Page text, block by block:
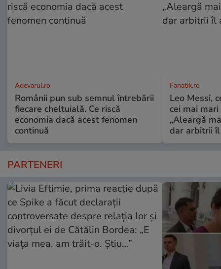
Adevarul.ro
Românii pun sub semnul întrebării
fiecare cheltuială. Ce riscă
economia dacă acest fenomen
continuă
Fanatik.ro
Leo Messi,
cei mai
„Aleargă
dar arbitrii îl
PARTENERI